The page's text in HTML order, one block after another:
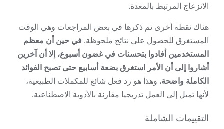
الانزعاج المرتبط بالمعدة.
هناك نقطة أخرى تم ذكرها في بعض المراجعات وهي الوقت
المستغرق للحصول على نتائج ملحوظة. في حين أن معظم
المستخدمين أفادوا بتحسنات في غضون أسبوع، إلا أن آخرين
أشاروا إلى أن الأمر استغرق بضعة أسابيع حتى تصبح الفوائد
الكاملة واضحة. وهذا هو رد فعل شائع للمكملات الطبيعية،
لأنها تميل إلى العمل تدريجيا مقارنة بالأدوية الاصطناعية.
التقييمات الشاملة